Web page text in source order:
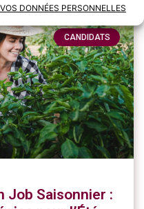
DONNÉES PERSONNELLES
CANDIDATS
Job Saisonnier :